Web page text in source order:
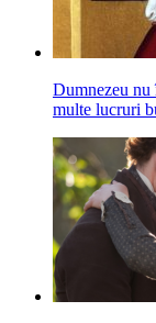
Dumnezeu nu
multe lucruri